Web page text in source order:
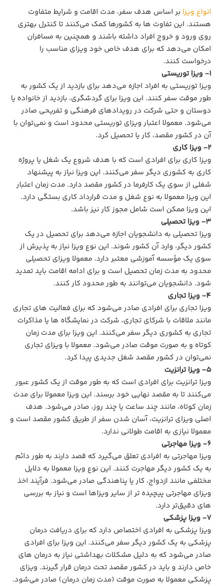
انواع ویزا بر اساس هدف سفر، مدت اقامت و شرایط متفاوت
هستند. این تفاوت‌ ها به کشورها کمک می‌کنند تا کنترل بهتری
روی ورود و خروج افراد داشته باشند و همچنین به مسافران
امکان می‌دهد که برای هدف خاص خود ویزای مناسب را
درخواست کنند.
1- ویزا توریستی
ویزا توریستی به افراد اجازه می‌دهد برای بازدید از یک کشور به‌
طور موقت سفر کنند. این ویزا برای گردشگری، بازدید از خانواده یا
دوستان و حتی شرکت در رویدادهای فرهنگی و تفریحی صادر
می‌شود. معمولا اعتبار ویزای توریستی محدود است و نمی‌توان با
آن در کشور مقصد، کار یا تحصیل کرد.
2- ویزا کاری
ویزا کاری برای افرادی است که با هدف شروع یک شغل یا پروژه
کاری به کشوری دیگر سفر می‌کنند. این ویزا نیاز به پیشنهاد
شغلی از سوی یک کارفرما در کشور مقصد دارد. مدت‌ زمان اعتبار
این ویزا معمولا به نوع شغل و مدت قرارداد کاری بستگی دارد.
این ویزا ممکن است شامل مجوز کار نیز باشد.
3- ویزا تحصیلی
ویزا تحصیلی به دانشجویان اجازه می‌دهد برای تحصیل در یک
کشور دیگر، وارد آن کشور شوند. این نوع ویزا نیاز به پذیرش از
سوی یک مؤسسه آموزشی معتبر دارد. معمولا ویزای تحصیلی
محدود به مدت زمان تحصیل است و برای ادامه اقامت باید تمدید
شود. دانشجویان می‌توانند به‌ طور محدود کار کنند.
4- ویزا تجاری
ویزا تجاری برای افرادی صادر می‌شود که برای فعالیت‌ های تجاری
مانند ملاقات با شرکای تجاری، شرکت در نمایشگاه‌ ها یا مذاکرات
تجاری به کشوری دیگر سفر می‌کنند. این ویزا برای مدت‌ زمان
کوتاه و به‌ صورت موقت صادر می‌شود. معمولا با ویزای تجاری
نمی‌توان در کشور مقصد شغل جدیدی پیدا کرد.
5- ویزا ترانزیت
ویزا ترانزیت برای افرادی است که به‌ طور موقت از یک کشور عبور
می‌کنند تا به مقصد نهایی خود برسند. این ویزا معمولا برای مدت‌
زمان کوتاه، مانند چند ساعت یا چند روز، صادر می‌شود. هدف
اصلی ویزای ترانزیت، آسان شدن سفر از طریق کشور مقصد است و
معمولا نیازی به اقامت طولانی ندارد.
6- ویزا مهاجرتی
ویزا مهاجرتی به افرادی تعلق می‌گیرد که قصد دارند به‌ طور دائم
به یک کشور دیگر مهاجرت کنند. این نوع ویزا معمولا به دلایل
مختلفی مانند ازدواج، کار یا پناهندگی صادر می‌شود. فرآیند اخذ
ویزای مهاجرتی پیچیده‌ تر از سایر ویزاها است و نیاز به بررسی‌
های دقیق‌تر دارد.
7- ویزا پزشکی
ویزا پزشکی به افرادی اختصاص دارد که برای دریافت درمان
پزشکی به یک کشور دیگر سفر می‌کنند. این ویزا برای افرادی
صادر می‌شود که به دلیل مشکلات بهداشتی نیاز به درمان‌ های
خاص دارند و باید در کشور مقصد تحت درمان قرار گیرند. ویزای
پزشکی معمولا به‌ صورت موقت (مدت زمان درمان) صادر می‌شود.